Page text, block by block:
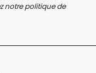
notrepolitique de